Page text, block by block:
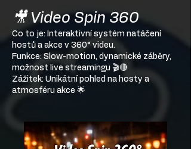
🎥 Video Spin 360
Co to je: Interaktivní systém natáčení
hostů a akce v 360° videu.
Funkce: Slow-motion, dynamické záběry,
možnost live streamingu 🎬🔴
Zážitek: Unikátní pohled na hosty a
atmosféru akce 🌟